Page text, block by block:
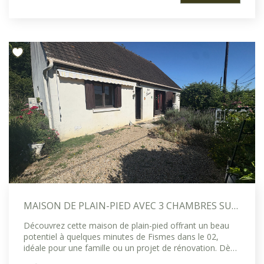
w.w.w.géorisques.gouv.fr et un exemplaire vous sera
fourni lors de l'organisation d'une visite. Renseignement
auprès de l'Étude Immobilière des 2 Vallées Agence de
Fismes 03 36 61 97 45 Référence agence 10019 mandat
en exclusivité
l'installation d'une cuisine. Le rez-de-chaussée propose
chambre, un bureau ou un salon plus intimiste selon vos
envies. À l'étage, un vaste palier constitue un espace
idéal pour un coin lecture ou de télétravail et dessert
deux chambres, dont une très spacieuse laissant libre
cours à de nombreux projets d'aménagement. Un
garage attenant complète ce bien. La toiture en petite
tuile plate est en bon état et les équipements existants
assurent un confort appréciable. Une maison pleine de
charme, à personnaliser selon votre style de vie. Le prix
est exprimé honoraires d'agence inclus à la charge du
vendeur. Renseignement auprès de l'étude immobilière
des 2 vallées Agence de Fismes 03 26 61 97 45
Référence agence : 10053
MAISON DE PLAIN-PIED AVEC 3 CHAMBRES SUR UN TERRAIN ARBORÉ DE PLUS DE 750 M²
Découvrez cette maison de plain-pied offrant un beau
potentiel à quelques minutes de Fismes dans le 02,
idéale pour une famille ou un projet de rénovation. Dès